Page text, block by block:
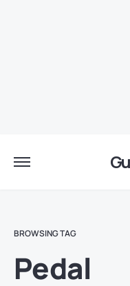
BROWSING TAG
Pedal